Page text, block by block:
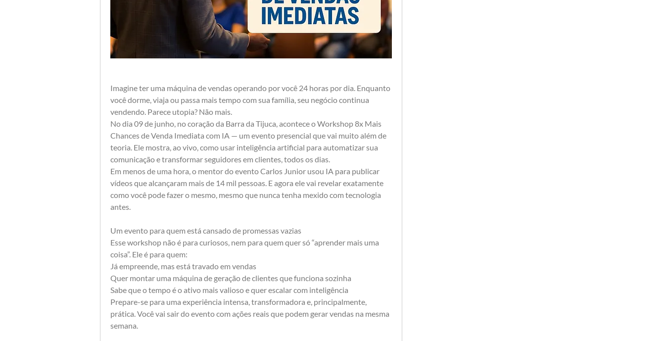
Imagine ter uma máquina de vendas operando por você 24 horas por dia. Enquanto
você dorme, viaja ou passa mais tempo com sua família, seu negócio continua
vendendo. Parece utopia? Não mais.
No dia 09 de junho, no coração da Barra da Tijuca, acontece o Workshop 8x Mais
Chances de Venda Imediata com IA — um evento presencial que vai muito além de
teoria. Ele mostra, ao vivo, como usar inteligência artificial para automatizar sua
comunicação e transformar seguidores em clientes, todos os dias.
Em menos de uma hora, o mentor do evento Carlos Junior usou IA para publicar
vídeos que alcançaram mais de 14 mil pessoas. E agora ele vai revelar exatamente
como você pode fazer o mesmo, mesmo que nunca tenha mexido com tecnologia
antes.
Um evento para quem está cansado de promessas vazias
Esse workshop não é para curiosos, nem para quem quer só “aprender mais uma
coisa”. Ele é para quem:
Já empreende, mas está travado em vendas
Quer montar uma máquina de geração de clientes que funciona sozinha
Sabe que o tempo é o ativo mais valioso e quer escalar com inteligência
Prepare-se para uma experiência intensa, transformadora e, principalmente,
prática. Você vai sair do evento com ações reais que podem gerar vendas na mesma
semana.